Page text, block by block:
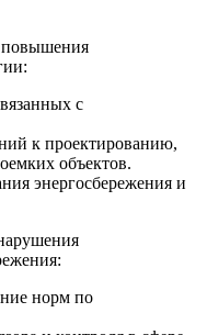
повышения
с
к проектированию,
объектов.
энергосбережения и
норм по